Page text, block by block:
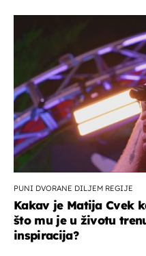
PUNI DVORANE DILJEM REGIJE
Kakav je Matija Cvek
što mu je u životu
inspiracija?